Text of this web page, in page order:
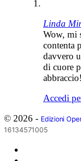
Linda
Wow, mi
contenta
davvero
di cuore
abbraccio!
Accedi
© 2026 - Edizioni
16134571005